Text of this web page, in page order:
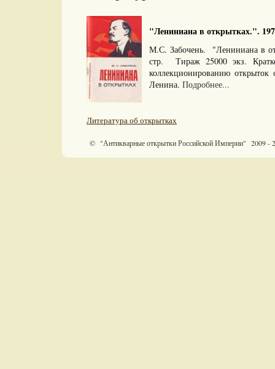
"Лениниана в открытках.".
М.С. Забочень. "Лениниана в
стр. Тираж 25000 экз.
коллекционированию
Ленина. Подробнее...
Литература об открытках
© "Антикварные открытки Российской Империи" 2009 -